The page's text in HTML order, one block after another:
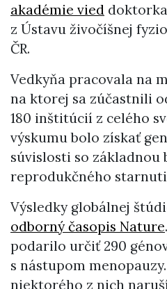
akadémie vied
z Ústavu živočíšnej
ČR.
Vedkyňa pracovala na
na ktorej sa zúčastnili
180 inštitúcií z celého
výskumu bolo získať
súvislosti so základnou
reprodukčného
Výsledky globálnej
odborný časopis Nature
podarilo určiť 290
s nástupom
niektorého z nich